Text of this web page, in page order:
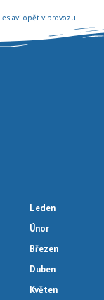
opět v provozu
Leden
Únor
Březen
Duben
Květen